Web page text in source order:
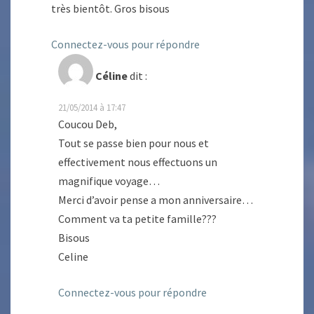
très bientôt. Gros bisous
Connectez-vous pour répondre
Célinedit :
21/05/2014 à 17:47
Coucou Deb,
Tout se passe bien pour nous et
effectivement nous effectuons un
magnifique voyage…
Merci d’avoir pense a mon anniversaire…
Comment va ta petite famille???
Bisous
Celine
Connectez-vous pour répondre